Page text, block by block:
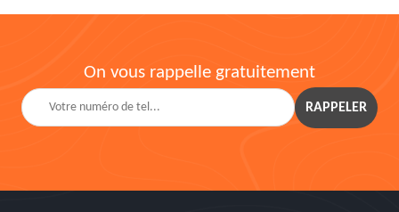
On vous rappelle gratuitement